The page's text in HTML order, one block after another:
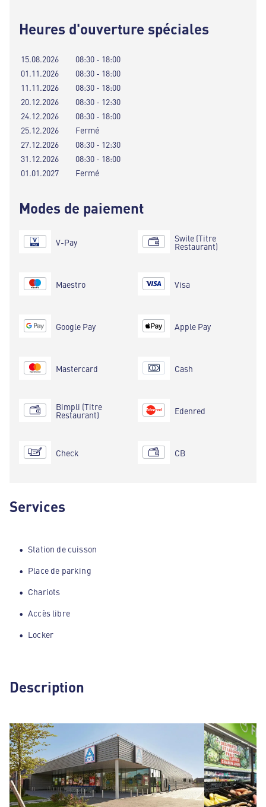
Heures d'ouverture spéciales
15.08.2026
08:30 - 18:00
01.11.2026
08:30 - 18:00
11.11.2026
08:30 - 18:00
20.12.2026
08:30 - 12:30
24.12.2026
08:30 - 18:00
25.12.2026
Fermé
27.12.2026
08:30 - 12:30
31.12.2026
08:30 - 18:00
01.01.2027
Fermé
Modes de paiement
V-Pay
Maestro
Google Pay
Mastercard
Bimpli (Titre
Restaurant)
Check
Swile (Titre
Restaurant)
Visa
Apple Pay
Cash
Edenred
CB
Services
Station de cuisson
Place de parking
Chariots
Accès libre
Locker
Description